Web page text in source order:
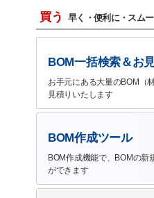
買う 早く・便利に・スム
BOM一括検索＆お
お手元にある大量のBOM（
見積りいたします
BOM作成ツール
BOM作成機能で、BOMの新
ができます